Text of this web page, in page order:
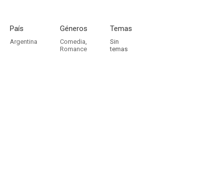
País
Argentina
Géneros
Comedia,
Romance
Temas
Sin
temas